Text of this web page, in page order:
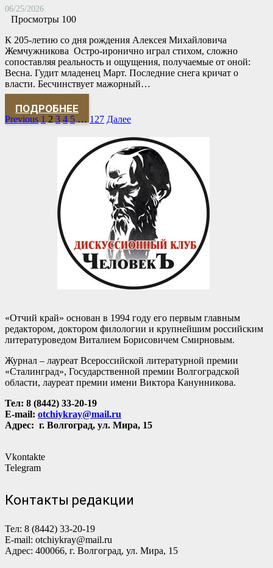
06/25/2026
Просмотры 100
К 205-летию со дня рождения Алексея Михайловича
Жемчужникова Остро-иронично играл стихом, сложно
сопоставляя реальность и ощущения, получаемые от оной:
Весна. Гудит младенец Март. Последние снега кричат о
власти. Бесчинствует мажорный…
ПОДРОБНЕЕ
Previous 1 2 3 4 5 … 127 Далее
«Отчий край» основан в 1994 году его первым главным
редактором, доктором филологии и крупнейшим российским
литературоведом Виталием Борисовичем Смирновым.
Журнал – лауреат Всероссийской литературной премии
«Сталинград», Государственной премии Волгоградской
области, лауреат премии имени Виктора Канунникова.
Тел: 8 (8442) 33-20-19
E-mail: otсhiykray@mail.ru
Адрес: г. Волгоград, ул. Мира, 15
Vkontakte
Telegram
Контакты редакции
Тел: 8 (8442) 33-20-19
E-mail: otchiykray@mail.ru
Адрес: 400066, г. Волгоград, ул. Мира, 15